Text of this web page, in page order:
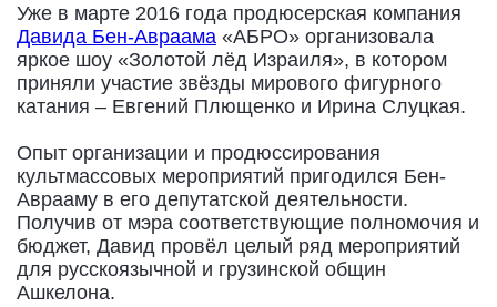
Уже в марте 2016 года продюсерская компания
Давида Бен-Авраама «АБРО» организовала
яркое шоу «Золотой лёд Израиля», в котором
приняли участие звёзды мирового фигурного
катания – Евгений Плющенко и Ирина Слуцкая.
Опыт организации и продюссирования
культмассовых мероприятий пригодился Бен-
Аврааму в его депутатской деятельности.
Получив от мэра соответствующие полномочия и
бюджет, Давид провёл целый ряд мероприятий
для русскоязычной и грузинской общин
Ашкелона.